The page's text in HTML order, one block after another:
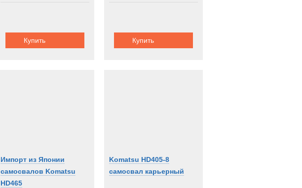
Купить Купить
Импорт из Японии
самосвалов Komatsu
HD465
Komatsu HD405-8
самосвал карьерный